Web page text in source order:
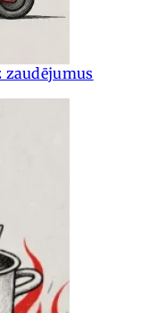
zaudējumus